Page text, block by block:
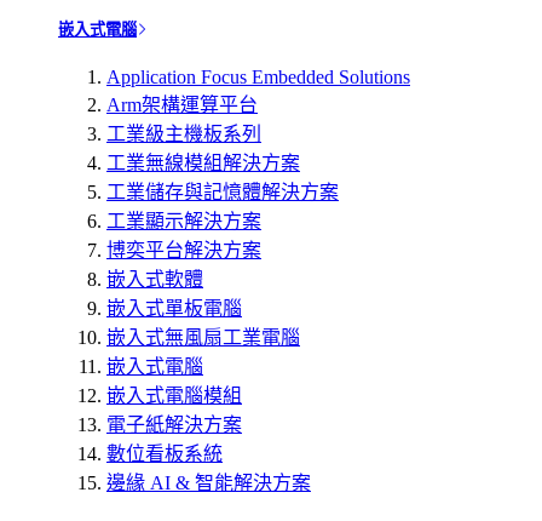
嵌入式電腦
Application Focus Embedded Solutions
Arm架構運算平台
工業級主機板系列
工業無線模組解決方案
工業儲存與記憶體解決方案
工業顯示解決方案
博奕平台解決方案
嵌入式軟體
嵌入式單板電腦
嵌入式無風扇工業電腦
嵌入式電腦
嵌入式電腦模組
電子紙解決方案
數位看板系統
邊緣 AI & 智能解決方案